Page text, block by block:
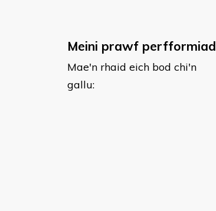
Meini prawf perfformiad
Mae'n rhaid eich bod chi'n
gallu: